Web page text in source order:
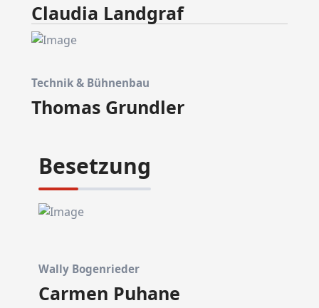
Claudia Landgraf
Technik & Bühnenbau
Thomas Grundler
Besetzung
Wally Bogenrieder
Carmen Puhane